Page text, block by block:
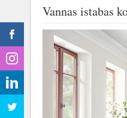
Vannas istabas